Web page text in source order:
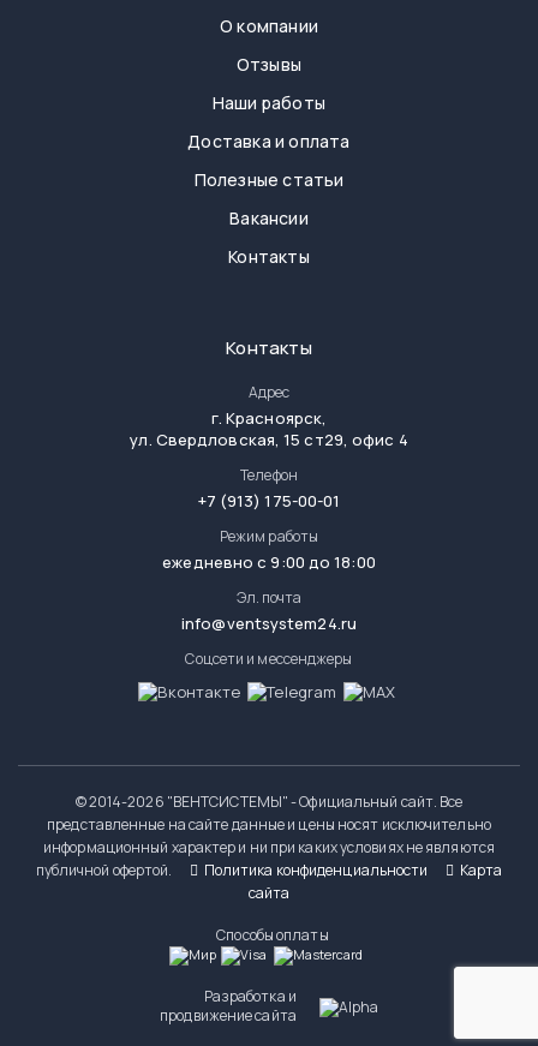
О компании
Отзывы
Наши работы
Доставка и оплата
Полезные статьи
Вакансии
Контакты
Контакты
Адрес
г.Красноярск
ул. Свердловская, 15 ст29, офис 4
Телефон
+7 (913) 175-00-01
Режим работы
ежедневно с 9:00 до 18:00
Эл. почта
info@ventsystem24.ru
Соцсети и мессенджеры
© 2014-2026 "ВЕНТСИСТЕМЫ" - Официальный сайт. Все
представленные на сайте данные и цены носят исключительно
информационный характер и ни при каких условиях не являются
публичной офертой.
Политика конфиденциальности
Карта
сайта
Способы оплаты
Разработка и
продвижение сайта